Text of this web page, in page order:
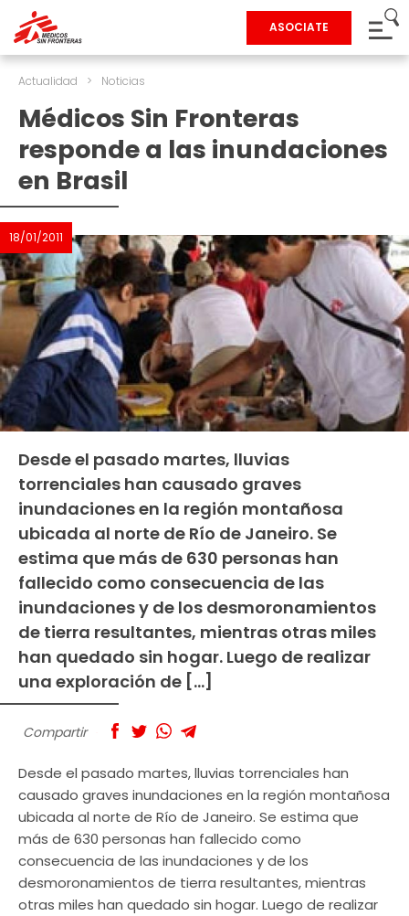
ASOCIATE
Actualidad > Noticias
Médicos Sin Fronteras
responde a las inundaciones
en Brasil
18/01/2011
Desde el pasado martes, lluvias
torrenciales han causado graves
inundaciones en la región montañosa
ubicada al norte de Río de Janeiro. Se
estima que más de 630 personas han
fallecido como consecuencia de las
inundaciones y de los desmoronamientos
de tierra resultantes, mientras otras miles
han quedado sin hogar. Luego de realizar
una exploración de […]
Compartir
Desde el pasado martes, lluvias torrenciales han
causado graves inundaciones en la región montañosa
ubicada al norte de Río de Janeiro. Se estima que
más de 630 personas han fallecido como
consecuencia de las inundaciones y de los
desmoronamientos de tierra resultantes, mientras
otras miles han quedado sin hogar. Luego de realizar